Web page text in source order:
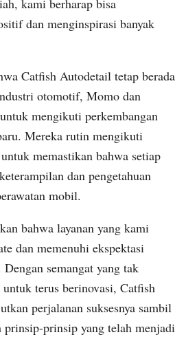
dan menginspirasi banyak
Catfish Autodetail tetap berada
otomotif, Momo dan
mengikuti perkembangan
Mereka rutin mengikuti
memastikan bahwa setiap
dan pengetahuan
mobil.
bahwa layanan yang kami
dan memenuhi ekspektasi
semangat yang tak
terus berinovasi, Catfish
perjalanan suksesnya sambil
prinsip-prinsip yang telah menjadi